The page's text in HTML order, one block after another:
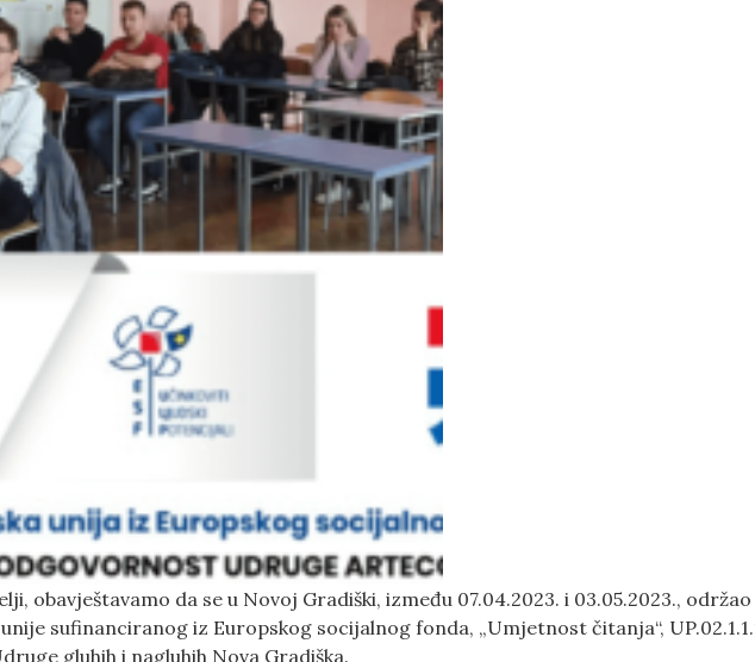
obavještavamo da se u Novoj Gradiški, između 07.04.2023. i 03.05.2023.,
sufinanciranog iz Europskog socijalnog fonda, „Umjetnost čitanja“,
gluhih i nagluhih Nova Gradiška.